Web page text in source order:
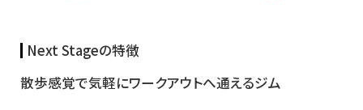
Next Stageの特徴
散歩感覚で気軽にワークアウトへ通えるジム